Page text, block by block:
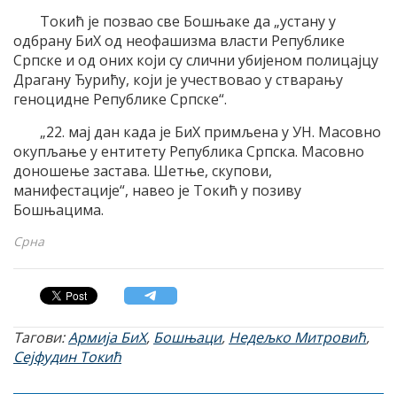
Токић је позвао све Бошњаке да „устану у
одбрану БиХ од неофашизма власти Републике
Српске и од оних који су слични убијеном полицајцу
Драгану Ђурићу, који је учествовао у стварању
геноцидне Републике Српске“.
„22. мај дан када је БиХ примљена у УН. Масовно
окупљање у ентитету Република Српска. Масовно
доношење застава. Шетње, скупови,
манифестације“, навео је Токић у позиву
Бошњацима.
Срна
Тагови:Армија БиХ, Бошњаци, Недељко Митровић,
Сејфудин Токић